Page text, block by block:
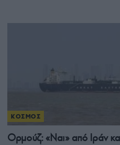
ΚΟΣΜΟΣ
Ορμούζ: «Ναι» από Ιράν